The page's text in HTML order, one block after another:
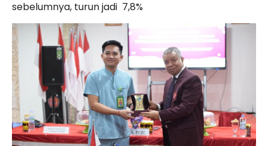
sebelumnya, turun jadi 7,8%